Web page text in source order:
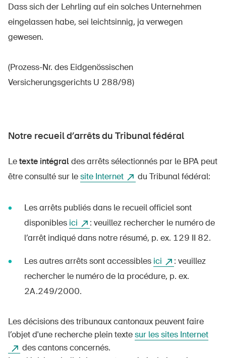
Dass sich der Lehrling auf ein solches Unternehmen
eingelassen habe, sei leichtsinnig, ja verwegen
gewesen.
(Prozess-Nr. des Eidgenössischen
Versicherungsgerichts U 288/98)
Notre recueil d’arrêts du Tribunal fédéral
Letexte intégraldes arrêts sélectionnés par le BPA peut
être consulté sur lesite Internet du Tribunal fédéral:
Les arrêts publiés dans le recueil officiel sont
disponibles ici
: veuillez rechercher le numéro de
l’arrêt indiqué dans notre résumé, p. ex. 129 II 82.
Les autres arrêts sont accessibles ici
: veuillez
rechercher le numéro de la procédure, p. ex.
2A.249/2000.
Les décisions des tribunaux cantonaux peuvent faire
l’objet d'une recherche plein textesur les sites Internet
des cantons concernés.